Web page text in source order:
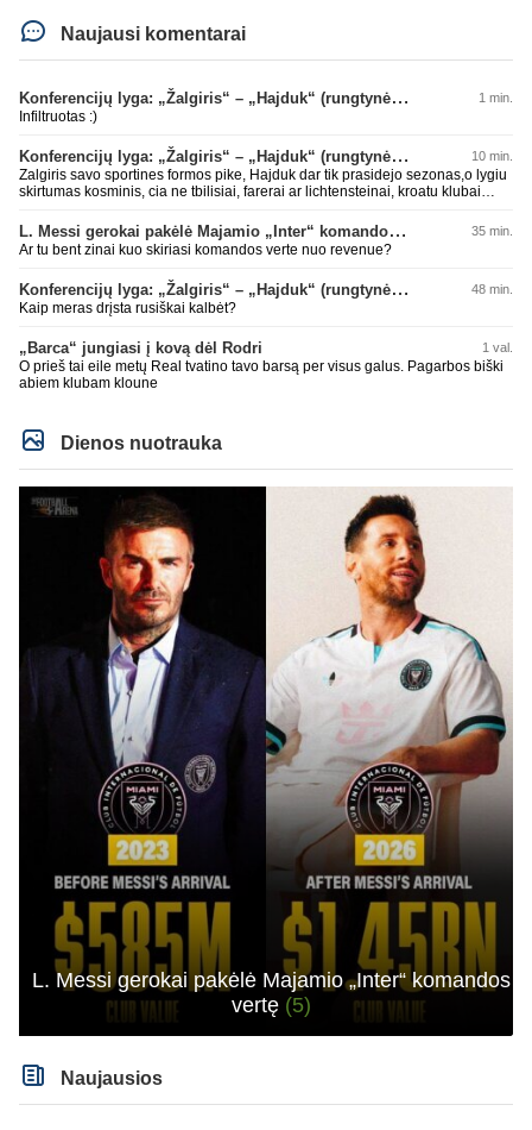
Naujausi komentarai
Konferencijų lyga: „Žalgiris“ – „Hajduk“ (rungtynės tiesiogiai) 1 min.
Infiltruotas :)
Konferencijų lyga: „Žalgiris“ – „Hajduk“ (rungtynės tiesiogiai) 10 min.
Zalgiris savo sportines formos pike, Hajduk dar tik prasidejo sezonas,o lygiu
skirtumas kosminis, cia ne tbilisiai, farerai ar lichtensteinai, kroatu klubai
10 metu kitu stebuklingu rungtyniu pries koki kysiniovo metalista
L. Messi gerokai pakėlė Majamio „Inter“ komandos vertę 35 min.
Ar tu bent zinai kuo skiriasi komandos verte nuo revenue?
Konferencijų lyga: „Žalgiris“ – „Hajduk“ (rungtynės tiesiogiai) 48 min.
Kaip meras drįsta rusiškai kalbėt?
„Barca“ jungiasi į kovą dėl Rodri 1 val.
O prieš tai eile metų Real tvatino tavo barsą per visus galus. Pagarbos biški
abiem klubam kloune
Dienos nuotrauka
L. Messi gerokai pakėlė Majamio „Inter“ komandos
vertę (5)
Naujausios